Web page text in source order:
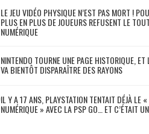
LE JEU VIDÉO PHYSIQUE N’EST PAS MORT !
PLUS EN PLUS DE JOUEURS REFUSENT LE TOUT
NUMÉRIQUE
NINTENDO TOURNE UNE PAGE HISTORIQUE,
VA BIENTÔT DISPARAÎTRE DES RAYONS
IL Y A 17 ANS, PLAYSTATION TENTAIT DÉJÀ LE
NUMÉRIQUE » AVEC LA PSP GO… ET C’ÉTAIT